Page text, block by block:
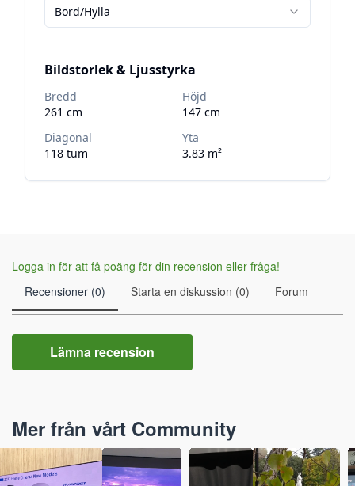
Logga in för att få poäng för din recension eller fråga!
Recensioner (0)
Starta en diskussion (0) Forum
Lämna recension
Mer från vårt Community